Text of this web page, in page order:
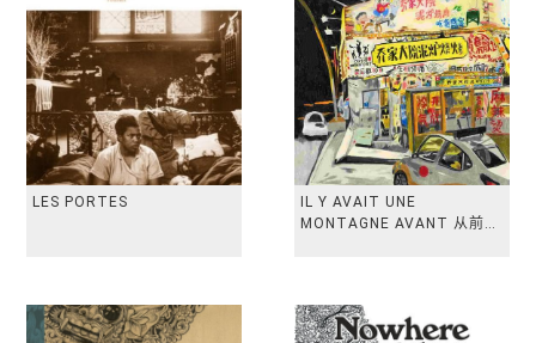
LES PORTES
IL Y AVAIT UNE
MONTAGNE AVANT 从前有